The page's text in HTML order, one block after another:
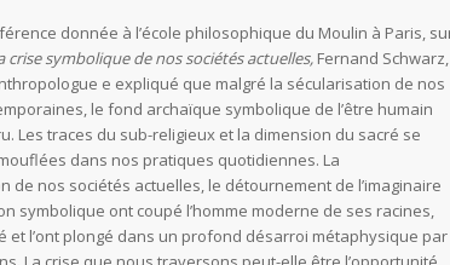
donnée à l’école philosophique du Moulin à Paris,
crise symbolique de nos sociétés actuelles, Fernand Schwarz,
e expliqué que malgré la sécularisation de nos
le fond archaïque symbolique de l’être humain
Les traces du sub-religieux et la dimension du sacré se
dans nos pratiques quotidiennes. La
de nos sociétés actuelles, le détournement de l’imaginaire
symbolique ont coupé l’homme moderne de ses racines,
et l’ont plongé dans un profond désarroi métaphysique par